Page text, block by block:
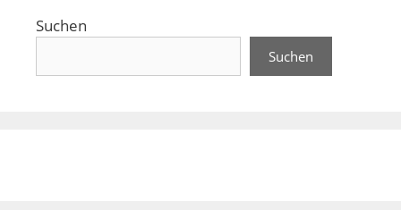
Suchen
Suchen